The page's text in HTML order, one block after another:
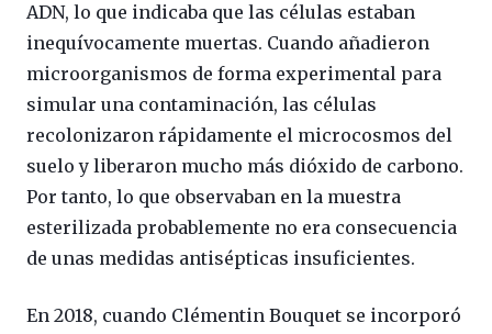
ADN, lo que indicaba que las células estaban
inequívocamente muertas. Cuando añadieron
microorganismos de forma experimental para
simular una contaminación, las células
recolonizaron rápidamente el microcosmos del
suelo y liberaron mucho más dióxido de carbono.
Por tanto, lo que observaban en la muestra
esterilizada probablemente no era consecuencia
de unas medidas antisépticas insuficientes.
En 2018, cuando Clémentin Bouquet se incorporó